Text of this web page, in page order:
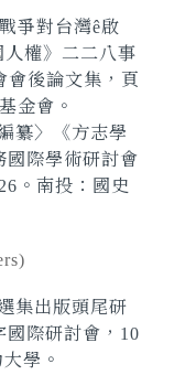
爭對台灣ê啟
權》二二八事
會後論文集，頁
金會。
纂〉《方志學
國際學術研討會
。南投：國史
集出版頭尾研
國際研討會，10
學。